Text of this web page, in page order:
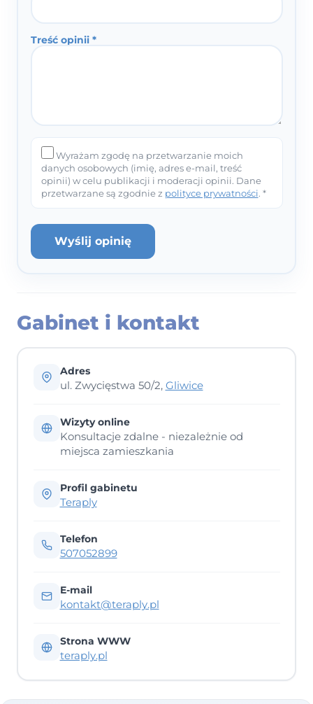
Treść opinii *
Wyrażam zgodę na przetwarzanie moich
danych osobowych (imię, adres e-mail, treść
opinii) w celu publikacji i moderacji opinii. Dane
przetwarzane są zgodnie z polityce prywatności. *
Wyślij opinię
Gabinet i kontakt
Adres
ul. Zwycięstwa 50/2, Gliwice
Wizyty online
Konsultacje zdalne - niezależnie od
miejsca zamieszkania
Profil gabinetu
Teraply
Telefon
507052899
E-mail
kontakt@teraply.pl
Strona WWW
teraply.pl